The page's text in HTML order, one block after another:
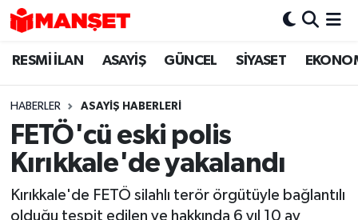
RESMİ İLAN ASAYİŞ GÜNCEL SİYASET
HABERLER ASAYİŞ HABERLERİ
FETÖ'cü eski polis
Kırıkkale'de yakalandı
Kırıkkale'de FETÖ silahlı terör örgütüyle bağlantılı
olduğu tespit edilen ve hakkında 6 yıl 10 ay
Hava Durumu
Trafik Durumu
Süper Lig Puan Durumu ve Fikstür
Tüm Manşetler